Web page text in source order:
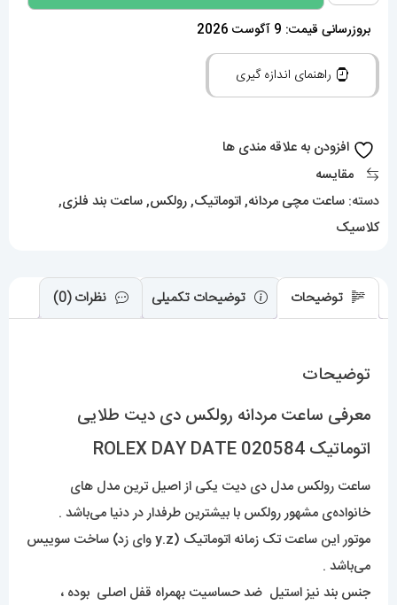
رولکس
دی
اتوماتیک
020584
DATE
بروزرسانی قیمت: 9 آگوست 2026
راهنمای اندازه گیری
افزودن به علاقه مندی ها
مقایسه
دسته: ساعت مچی مردانه,اتوماتیک,رولکس,ساعت بند فلزی,
کلاسیک
توضیحات توضیحات تکمیلی نظرات (0)
توضیحات
معرفی ساعت مردانه رولکس دی دیت طلایی
اتوماتیک 020584 ROLEX DAY DATE
ساعت رولکس مدل دی دیت یکی از اصیل ترین مدل های
خانواده‌ی مشهور رولکس با بیشترین طرفدار در دنیا می‌باشد .
موتور این ساعت تک زمانه اتوماتیک (y.z وای زد) ساخت سوییس
می‌باشد .
جنس بند نیز استیل ضد حساسیت بهمراه قفل اصلی بوده ،